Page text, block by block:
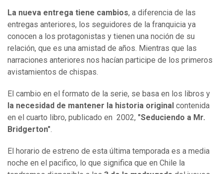
La nueva entrega tiene cambios, a diferencia de las
entregas anteriores, los seguidores de la franquicia ya
conocen a los protagonistas y tienen una noción de su
relación, que es una amistad de años. Mientras que las
narraciones anteriores nos hacían participe de los primeros
avistamientos de chispas.
El cambio en el formato de la serie, se basa en los libros y
la necesidad de mantener la historia original contenida
en el cuarto libro, publicado en 2002, "Seduciendo a Mr.
Bridgerton".
El horario de estreno de esta última temporada es a media
noche en el pacifico, lo que significa que en Chile la